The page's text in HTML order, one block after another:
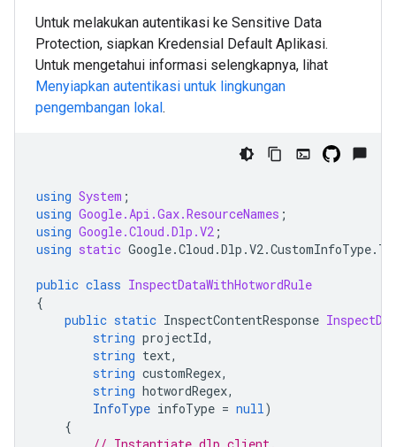
Untuk melakukan autentikasi ke Sensitive Data
Protection, siapkan Kredensial Default Aplikasi.
Untuk mengetahui informasi selengkapnya, lihat
Menyiapkan autentikasi untuk lingkungan
pengembangan lokal.
using System ;
using Google.Api.Gax.ResourceNames ;
using Google.Cloud.Dlp.V2 ;
using static Google.Cloud .Dlp .V2.CustomInfoType.
public class InspectDataWithHotwordRule
{
public static InspectContentResponse
string projectId,
string text,
string customRegex,
string hotwordRegex,
InfoType infoType = null)
{